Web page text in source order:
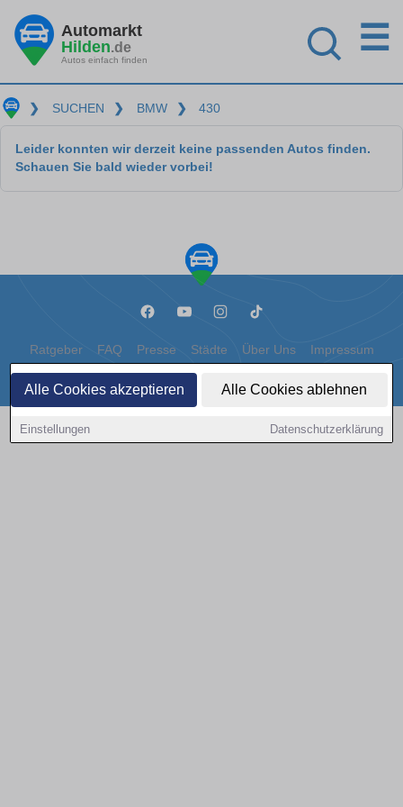
Alle Cookies akzeptieren Alle Cookies ablehnen
Einstellungen Datenschutzerklärung
Automarkt
Hilden.de
Autos einfach finden
☰
❯ SUCHEN ❯ BMW ❯ 430
Leider konnten wir derzeit keine passenden Autos finden.
Schauen Sie bald wieder vorbei!
Ratgeber FAQ Presse Städte Über Uns Impressum
Datenschutz Cookies
Copyright © 2000 - 2026 | 1A Infosysteme GmbH | Content by: 1a-sites-autos